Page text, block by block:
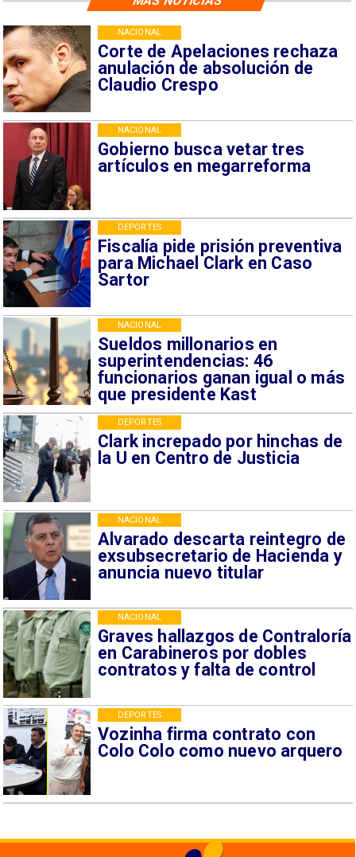
Corte de Apelaciones rechaza
anulación de absolución de
Claudio Crespo
NACIONAL
Gobierno busca vetar tres
artículos en megarreforma
NACIONAL
Fiscalía pide prisión preventiva
para Michael Clark en Caso
Sartor
DEPORTES
Sueldos millonarios en
superintendencias: 46
funcionarios ganan igual o más
que presidente Kast
NACIONAL
Clark increpado por hinchas de
la U en Centro de Justicia
DEPORTES
Alvarado descarta reintegro de
exsubsecretario de Hacienda y
anuncia nuevo titular
NACIONAL
Graves hallazgos de Contraloría
en Carabineros por dobles
contratos y falta de control
NACIONAL
Vozinha firma contrato con
Colo Colo como nuevo arquero
DEPORTES